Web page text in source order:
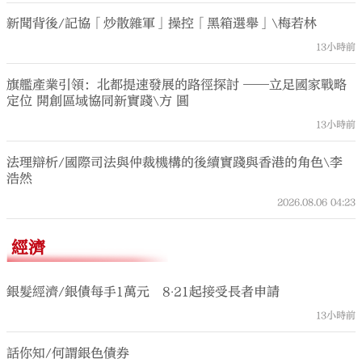
新聞背後/記協「炒散雜軍」操控「黑箱選舉」\梅若林
13小時前
旗艦產業引領﹕北都提速發展的路徑探討 ——立足國家戰略
定位 開創區域協同新實踐\方 圓
13小時前
法理辯析/國際司法與仲裁機構的後續實踐與香港的角色\李
浩然
2026.08.06 04:23
經濟
銀髮經濟/銀債每手1萬元 8‧21起接受長者申請
13小時前
話你知/何謂銀色債券